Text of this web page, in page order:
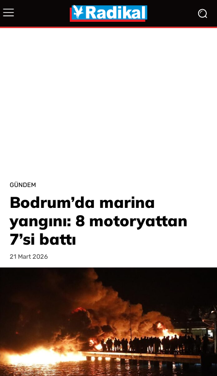
GÜNDEM
Bodrum’da marina
yangını: 8 motoryattan
7’si battı
21 Mart 2026